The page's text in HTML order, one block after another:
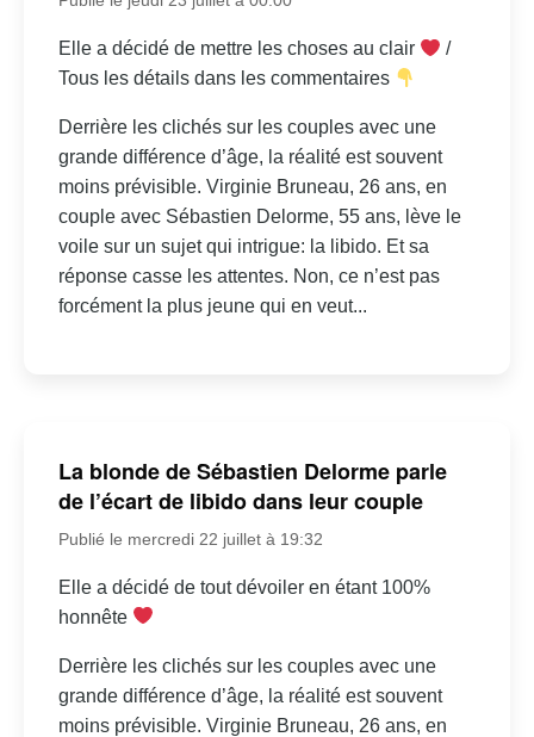
Elle a décidé de mettre les choses au clair
/
Tous les détails dans les commentaires
Derrière les clichés sur les couples avec une
grande différence d’âge, la réalité est souvent
moins prévisible. Virginie Bruneau, 26 ans, en
couple avec Sébastien Delorme, 55 ans, lève le
voile sur un sujet qui intrigue: la libido. Et sa
réponse casse les attentes. Non, ce n’est pas
forcément la plus jeune qui en veut...
La blonde de Sébastien Delorme parle
de l’écart de libido dans leur couple
Publié le mercredi 22 juillet à 19:32
Elle a décidé de tout dévoiler en étant 100%
honnête
Derrière les clichés sur les couples avec une
grande différence d’âge, la réalité est souvent
moins prévisible. Virginie Bruneau, 26 ans, en